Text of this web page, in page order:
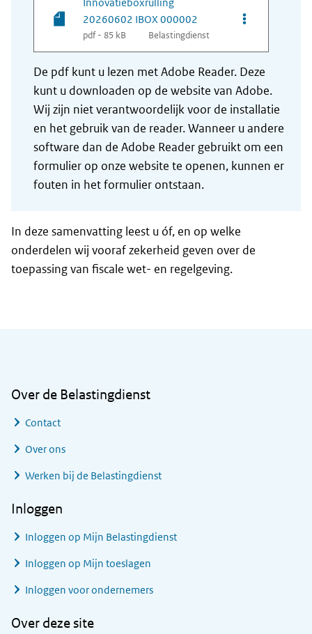
20260602 IBOX 000002
pdf - 85 kB Belastingdienst
Opties van
De pdf kunt u lezen met Adobe Reader. Deze
kunt u downloaden op de website van Adobe.
Wij zijn niet verantwoordelijk voor de installatie
en het gebruik van de reader. Wanneer u andere
software dan de Adobe Reader gebruikt om een
formulier op onze website te openen, kunnen er
fouten in het formulier ontstaan.
In deze samenvatting leest u óf, en op welke
onderdelen wij vooraf zekerheid geven over de
toepassing van fiscale wet- en regelgeving.
Over de Belastingdienst
Contact
Over ons
Werken bij de Belastingdienst
Inloggen
Inloggen op Mijn Belastingdienst
Inloggen op Mijn toeslagen
Inloggen voor ondernemers
Over deze site